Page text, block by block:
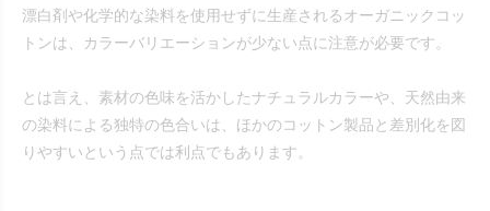
漂白剤や化学的な染料を使用せずに生産されるオーガニックコッ
トンは、カラーバリエーションが少ない点に注意が必要です。
とは言え、素材の色味を活かしたナチュラルカラーや、天然由来
の染料による独特の色合いは、ほかのコットン製品と差別化を図
りやすいという点では利点でもあります。